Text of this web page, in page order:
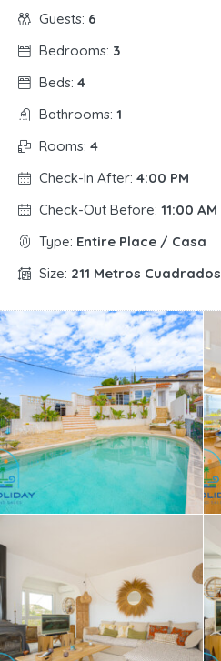
Guests: 6
Bedrooms: 3
Beds: 4
Bathrooms: 1
Rooms: 4
Check-In After: 4:00 PM
Check-Out Before: 11:00 AM
Type: Entire Place / Casa
Size: 211 Metros Cuadrados